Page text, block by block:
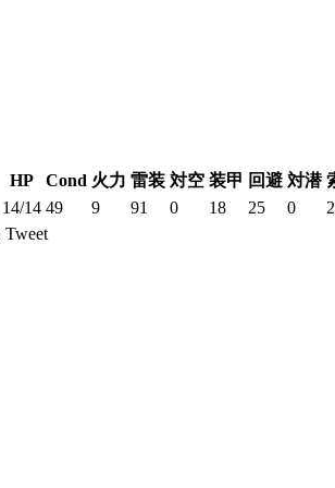
HP Cond 火力 雷装 対空 装甲 回避 対潜
14/14 49 9 91 0 18 25 0
Tweet